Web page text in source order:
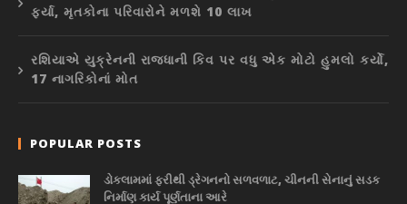
ફર્યા, મૃતકોના પરિવારોને મળશે 10 લાખ
રશિયાએ યુક્રેનની રાજધાની કિવ પર વધુ એક મોટો હુમલો કર્યો,
17 નાગરિકોનાં મોત
POPULAR POSTS
ડોકલામમાં ફરીથી ડ્રેગનનો સળવળાટ, ચીનની સેનાનું સડક
નિર્માણ કાર્ય પૂર્ણતાના આરે